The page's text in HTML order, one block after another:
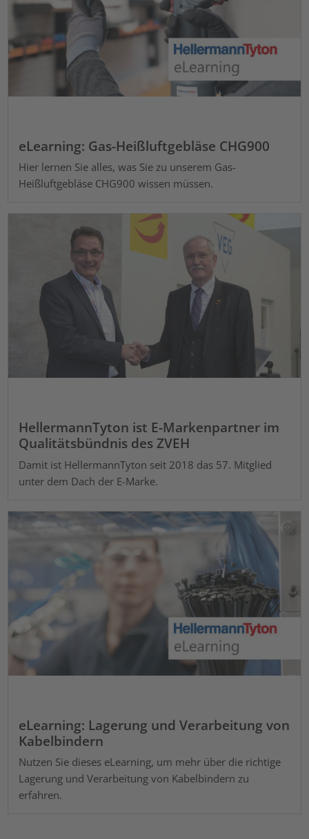
eLearning: Gas-Heißluftgebläse CHG900
Hier lernen Sie alles, was Sie zu unserem Gas-
Heißluftgebläse CHG900 wissen müssen.
HellermannTyton ist E-Markenpartner im
Qualitätsbündnis des ZVEH
Damit ist HellermannTyton seit 2018 das 57. Mitglied
unter dem Dach der E-Marke.
eLearning: Lagerung und Verarbeitung von
Kabelbindern
Nutzen Sie dieses eLearning, um mehr über die richtige
Lagerung und Verarbeitung von Kabelbindern zu
erfahren.